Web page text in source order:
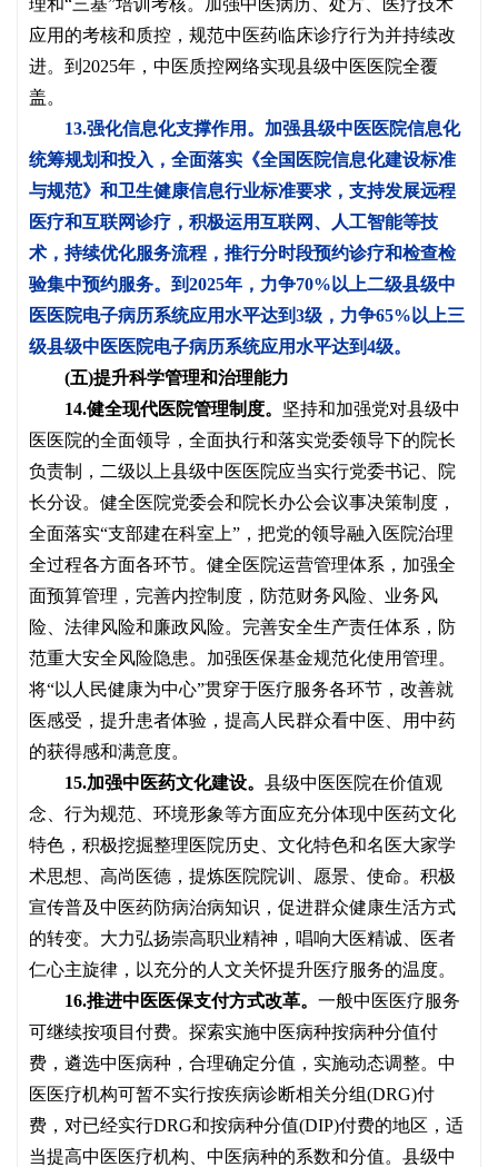
应用的考核和质控，规范中医药临床诊疗行为并持续改
进。到2025年，中医质控网络实现县级中医医院全覆
盖。
13.强化信息化支撑作用。 加强县级中医医院信息化
统筹规划和投入，全面落实《全国医院信息化建设标准
与规范》和卫生健康信息行业标准要求，支持发展远程
医疗和互联网诊疗，积极运用互联网、人工智能等技
术，持续优化服务流程，推行分时段预约诊疗和检查检
验集中预约服务。到2025年，力争70%以上二级县级中
医医院电子病历系统应用水平达到3级，力争65%以上三
级县级中医医院电子病历系统应用水平达到4级。
(五)提升科学管理和治理能力
14.健全现代医院管理制度。 坚持和加强党对县级中
医医院的全面领导，全面执行和落实党委领导下的院长
负责制，二级以上县级中医医院应当实行党委书记、院
长分设。健全医院党委会和院长办公会议事决策制度，
全面落实“支部建在科室上”，把党的领导融入医院治理
全过程各方面各环节。健全医院运营管理体系，加强全
面预算管理，完善内控制度，防范财务风险、业务风
险、法律风险和廉政风险。完善安全生产责任体系，防
范重大安全风险隐患。加强医保基金规范化使用管理。
将“以人民健康为中心”贯穿于医疗服务各环节，改善就
医感受，提升患者体验，提高人民群众看中医、用中药
的获得感和满意度。
15.加强中医药文化建设。 县级中医医院在价值观
念、行为规范、环境形象等方面应充分体现中医药文化
特色，积极挖掘整理医院历史、文化特色和名医大家学
术思想、高尚医德，提炼医院院训、愿景、使命。积极
宣传普及中医药防病治病知识，促进群众健康生活方式
的转变。大力弘扬崇高职业精神，唱响大医精诚、医者
仁心主旋律，以充分的人文关怀提升医疗服务的温度。
16.推进中医医保支付方式改革。 一般中医医疗服务
可继续按项目付费。探索实施中医病种按病种分值付
费，遴选中医病种，合理确定分值，实施动态调整。中
医医疗机构可暂不实行按疾病诊断相关分组(DRG)付
费，对已经实行DRG和按病种分值(DIP)付费的地区，适
当提高中医医疗机构、中医病种的系数和分值。县级中